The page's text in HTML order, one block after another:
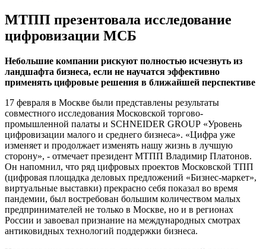
МТПП презентовала исследование
цифровизации МСБ
Небольшие компании рискуют полностью исчезнуть из
ландшафта бизнеса, если не научатся эффективно
применять цифровые решения в ближайшей перспективе
17 февраля в Москве были представлены результаты
совместного исследования Московской торгово-
промышленной палаты и SCHNEIDER GROUР «Уровень
цифровизации малого и среднего бизнеса». «Цифра уже
изменяет и продолжает изменять нашу жизнь в лучшую
сторону», - отмечает президент МТПП Владимир Платонов.
Он напомнил, что ряд цифровых проектов Московской ТПП
(цифровая площадка деловых предложений «Бизнес-маркет»,
виртуальные выставки) прекрасно себя показал во время
пандемии, был востребован большим количеством малых
предпринимателей не только в Москве, но и в регионах
России и завоевал признание на международных смотрах
антиковидных технологий поддержки бизнеса.